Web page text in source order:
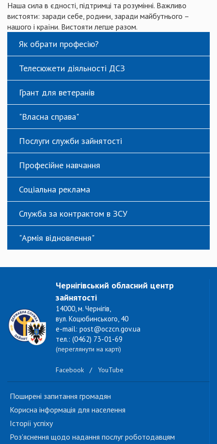
Наша сила в єдності, підтримці та розумінні. Важливо
вистояти: заради себе, родини, заради майбутнього –
нашого і країни. Вистояти легше разом.
Як обрати професію?
Телесюжети діяльності ДСЗ
Грант для ветеранів
"Власна справа"
Послуги служби зайнятості
Професійне навчання
Соціальна реклама
Служба за контрактом в ЗСУ
"Армія відновлення"
Чернігівський обласний центр
зайнятості
14000, м. Чернігів,
вул. Коцюбинського, 40
e-mail: post@oczcn.gov.ua
тел.: (0462) 73-01-69
(переглянути на карті)
Facebook / YouTube
Поширені запитання громадян
Корисна інформація для населення
Історії успіху
Роз'яснення щодо надання послуг роботодавцям